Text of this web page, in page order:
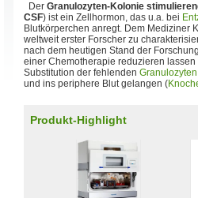
Der Granulozyten-Kolonie
CSF) ist ein Zellhormon, das u.a. bei
Blutkörperchen anregt. Dem Mediziner
weltweit erster Forscher zu
nach dem heutigen Stand der
einer Chemotherapie reduzieren lassen
Substitution der fehlenden Granulozyten
und ins periphere Blut gelangen (
Produkt-Highlight